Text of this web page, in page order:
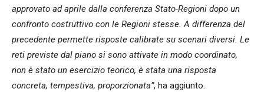
approvato ad aprile dalla conferenza Stato-Regioni dopo un
confronto costruttivo con le Regioni stesse. A differenza del
precedente permette risposte calibrate su scenari diversi. Le
reti previste dal piano si sono attivate in modo coordinato,
non è stato un esercizio teorico, è stata una risposta
concreta, tempestiva, proporzionata”, ha aggiunto.